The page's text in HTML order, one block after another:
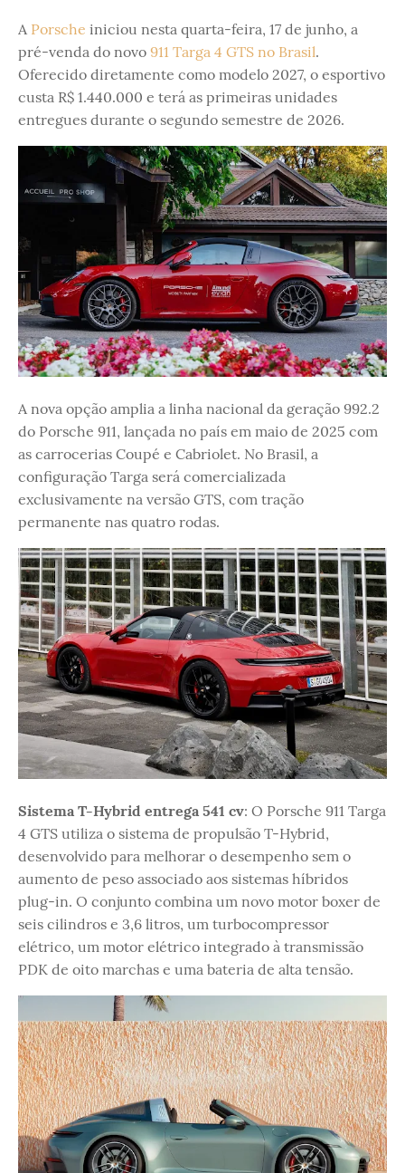
A Porsche iniciou nesta quarta-feira, 17 de junho, a
pré-venda do novo 911 Targa 4 GTS no Brasil.
Oferecido diretamente como modelo 2027, o esportivo
custa R$ 1.440.000 e terá as primeiras unidades
entregues durante o segundo semestre de 2026.
A nova opção amplia a linha nacional da geração 992.2
do Porsche 911, lançada no país em maio de 2025 com
as carrocerias Coupé e Cabriolet. No Brasil, a
configuração Targa será comercializada
exclusivamente na versão GTS, com tração
permanente nas quatro rodas.
Sistema T-Hybrid entrega 541 cv: O Porsche 911 Targa
4 GTS utiliza o sistema de propulsão T-Hybrid,
desenvolvido para melhorar o desempenho sem o
aumento de peso associado aos sistemas híbridos
plug-in. O conjunto combina um novo motor boxer de
seis cilindros e 3,6 litros, um turbocompressor
elétrico, um motor elétrico integrado à transmissão
PDK de oito marchas e uma bateria de alta tensão.